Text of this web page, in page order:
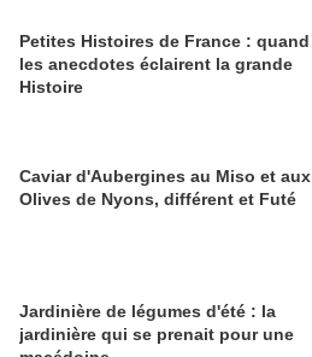
Petites Histoires de France : quand
les anecdotes éclairent la grande
Histoire
Caviar d'Aubergines au Miso et aux
Olives de Nyons, différent et Futé
Jardinière de légumes d'été : la
jardinière qui se prenait pour une